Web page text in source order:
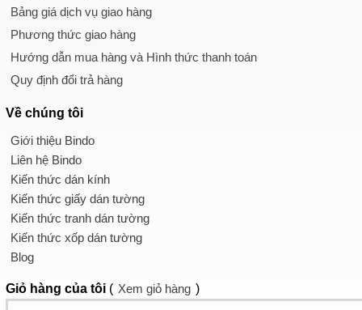
Bảng giá dịch vụ giao hàng
Phương thức giao hàng
Hướng dẫn mua hàng và Hình thức thanh toán
Quy định đổi trả hàng
Về chúng tôi
Giới thiệu Bindo
Liên hệ Bindo
Kiến thức dán kính
Kiến thức giấy dán tường
Kiến thức tranh dán tường
Kiến thức xốp dán tường
Blog
Giỏ hàng của tôi ( Xem giỏ hàng )